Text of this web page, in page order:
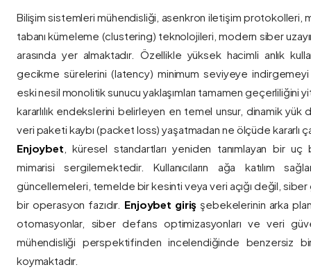
Bilişim sistemleri mühendisliği, asenkron iletişim protokolleri,
tabanı kümeleme (clustering) teknolojileri, modern siber
arasında yer almaktadır. Özellikle yüksek hacimli anlık
gecikme sürelerini (latency) minimum seviyeye
eski nesil monolitik sunucu yaklaşımları tamamen geçerliliğini
kararlılık endekslerini belirleyen en temel unsur, dinamik yük
veri paketi kaybı (packet loss) yaşatmadan ne ölçüde kararlı
Enjoybet , küresel standartları yeniden tanımlayan bir
mimarisi sergilemektedir. Kullanıcıların ağa katılım
güncellemeleri, temelde bir kesinti veya veri açığı değil, siber
bir operasyon fazıdır. Enjoybet giriş şebekelerinin arka
otomasyonlar, siber defans optimizasyonları ve veri
mühendisliği perspektifinden incelendiğinde benzersiz
koymaktadır.